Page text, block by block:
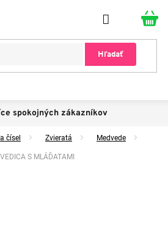
Hľadať
spokojných zákazníkov
čísel Zvieratá Medvede
S MLÁĎATAMI